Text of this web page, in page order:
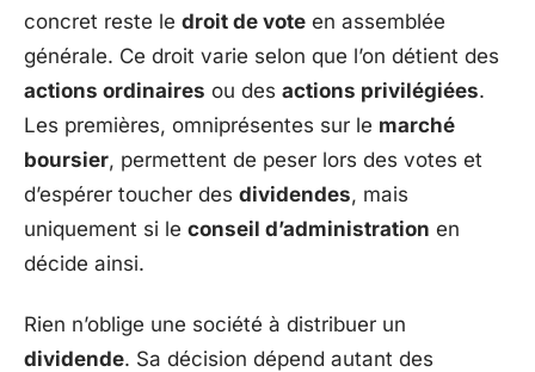
concret reste le droit de vote en assemblée
générale. Ce droit varie selon que l’on détient des
actions ordinaires ou des actions privilégiées.
Les premières, omniprésentes sur le marché
boursier, permettent de peser lors des votes et
d’espérer toucher des dividendes, mais
uniquement si le conseil d’administration en
décide ainsi.
Rien n’oblige une société à distribuer un
dividende. Sa décision dépend autant des